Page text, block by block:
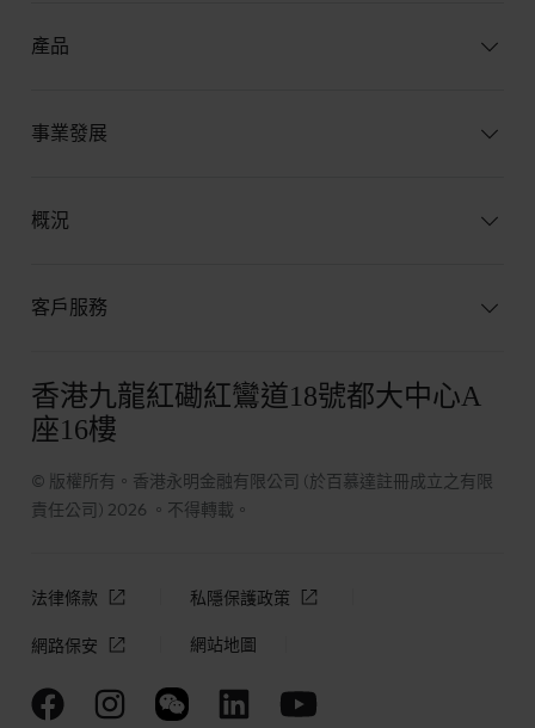
產品
事業發展
概況
客戶服務
香港九龍紅磡紅鸞道18號都大中心A
座16樓
© 版權所有。香港永明金融有限公司 (於百慕達註冊成立之有限
責任公司) 2026 。不得轉載。
法律條款 私隱保護政策
網路保安 網站地圖